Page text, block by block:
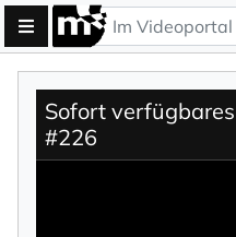
Sofort
#226